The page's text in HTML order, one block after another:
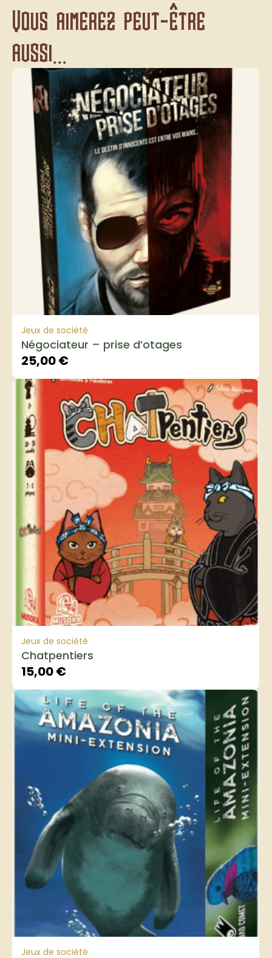
Vous aimerez peut-être
aussi...
Jeux de société
Négociateur – prise d’otages
25,00€
Jeux de société
Chatpentiers
15,00€
Jeux de société